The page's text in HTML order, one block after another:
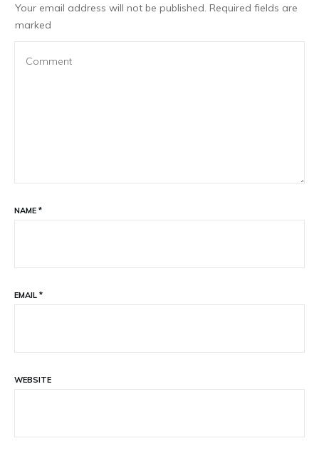
Your email address will not be published. Required fields are
marked
NAME *
EMAIL *
WEBSITE